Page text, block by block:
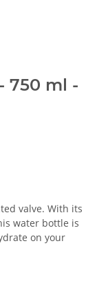
750 ml -
valve. With its
water bottle is
on your